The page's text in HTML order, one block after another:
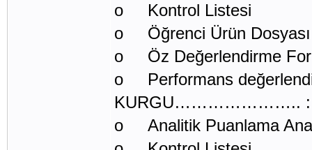
o Kontrol Listesi
o Öğrenci Ürün Dosyası
o Öz Değerlendirme
o Performans
KURGU………………….. : 1
o Analitik Puanlama